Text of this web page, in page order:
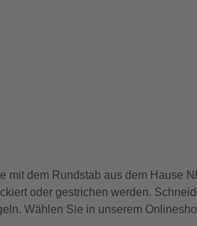
dem Rundstab aus dem Hause
oder gestrichen werden.
Wählen Sie in unserem